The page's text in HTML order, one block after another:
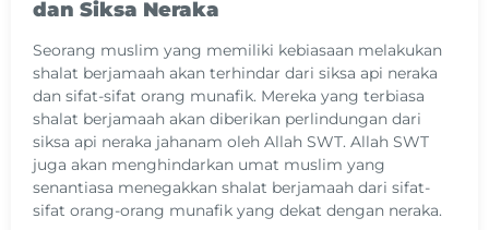
dan Siksa Neraka
Seorang muslim yang memiliki kebiasaan melakukan
shalat berjamaah akan terhindar dari siksa api neraka
dan sifat-sifat orang munafik. Mereka yang terbiasa
shalat berjamaah akan diberikan perlindungan dari
siksa api neraka jahanam oleh Allah SWT. Allah SWT
juga akan menghindarkan umat muslim yang
senantiasa menegakkan shalat berjamaah dari sifat-
sifat orang-orang munafik yang dekat dengan neraka.